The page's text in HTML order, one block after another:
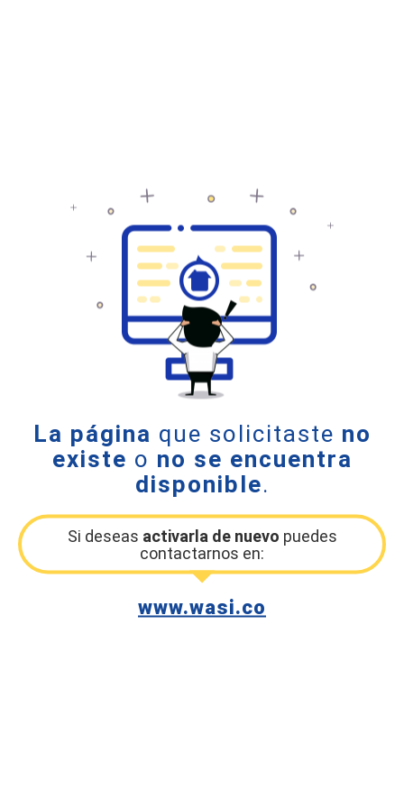
La página que solicitaste no
existe o no se encuentra
disponible.
Si deseas activarla de nuevo puedes
contactarnos en:
www.wasi.co